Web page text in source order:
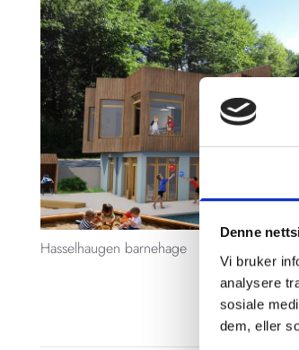
Denne
Vi bruker
analysere
sosiale
dem, eller
Hasselhaugen barnehage